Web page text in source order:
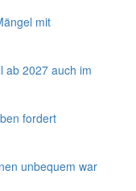
mit
ab 2027 auch im
fordert
unbequem war